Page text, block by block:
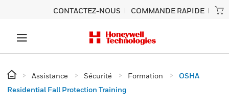
CONTACTEZ-NOUS COMMANDE RAPIDE
Assistance Sécurité Formation
OSHA
Residential Fall Protection Training